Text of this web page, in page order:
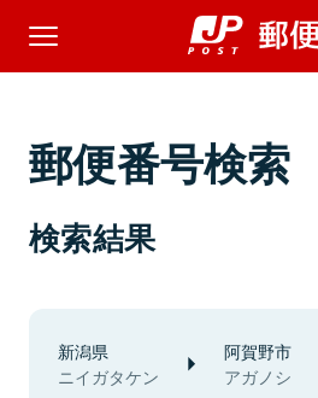
郵便番号検索
検索結果
新潟県
ニイガタケン
阿賀野市
アガノシ